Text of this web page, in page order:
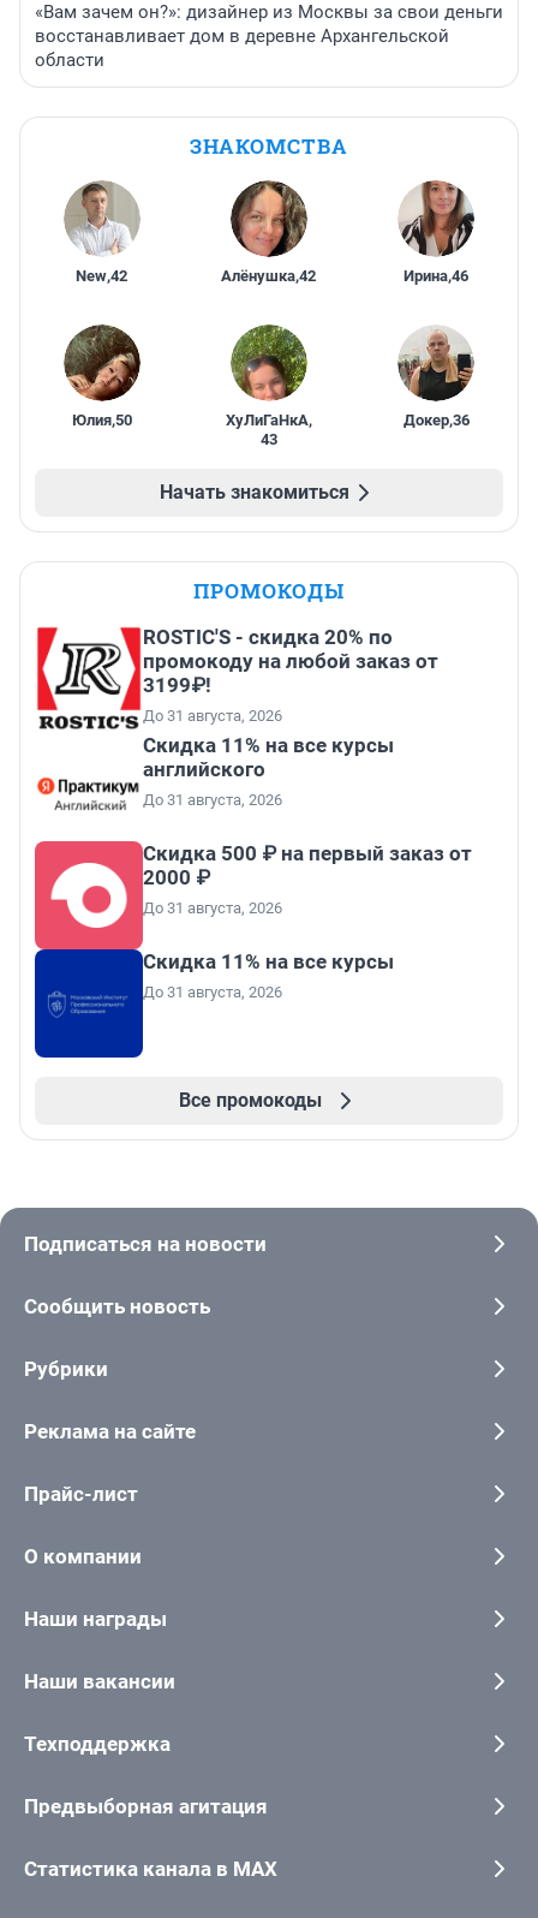
«Вам зачем он?»: дизайнер из Москвы за свои деньги
восстанавливает дом в деревне Архангельской
области
ЗНАКОМСТВА
New,42 Алёнушка,42 Ирина,46
Юлия,50 ХуЛиГаНкА,
43
Докер,36
Начать знакомиться
ПРОМОКОДЫ
ROSTIC'S - скидка 20% по
промокоду на любой заказ от
3199₽!
До 31 августа, 2026
Скидка 11% на все курсы
английского
До 31 августа, 2026
Скидка 500 ₽ на первый заказ от
2000 ₽
До 31 августа, 2026
Скидка 11% на все курсы
До 31 августа, 2026
Все промокоды
Подписаться на новости
Сообщить новость
Рубрики
Реклама на сайте
Прайс-лист
О компании
Наши награды
Наши вакансии
Техподдержка
Предвыборная агитация
Статистика канала в MAX